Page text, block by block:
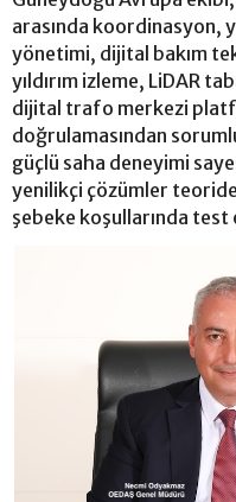
arasında koordinasyon,
yönetimi, dijital bakım
yıldırım izleme, LiDAR
dijital trafo merkezi
doğrulamasından
güçlü saha deneyimi
yenilikçi çözümler
şebeke koşullarında test